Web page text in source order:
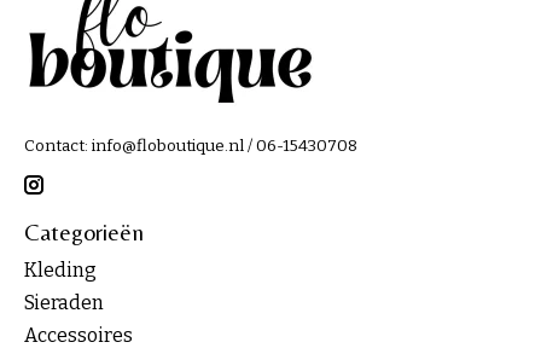
Contact: info@floboutique.nl/ 06-15430708
Categorieën
Kleding
Sieraden
Accessoires